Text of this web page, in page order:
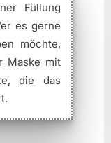
Füllung
es gerne
möchte,
Maske mit
die das